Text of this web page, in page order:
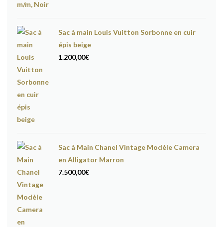
Sac à main Louis Vuitton Sorbonne en cuir
épis beige
1.200,00€
Sac à Main Chanel Vintage Modèle Camera
en Alligator Marron
7.500,00€